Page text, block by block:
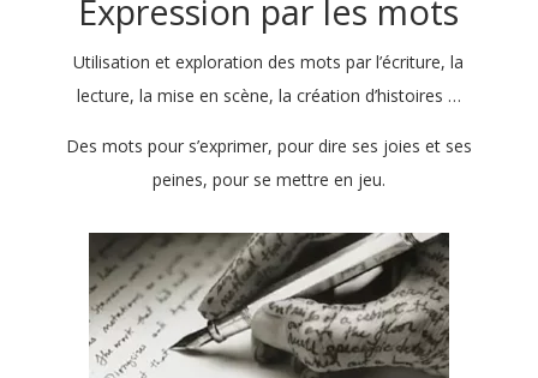
Expression par les mots
Utilisation et exploration des mots par l’écriture, la
lecture, la mise en scène, la création d’histoires …
Des mots pour s’exprimer, pour dire ses joies et ses
peines, pour se mettre en jeu.